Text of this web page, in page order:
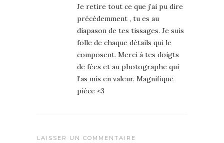
Je retire tout ce que j’ai pu dire
précédemment , tu es au
diapason de tes tissages. Je suis
folle de chaque détails qui le
composent. Merci à tes doigts
de fées et au photographe qui
l’as mis en valeur. Magnifique
pièce <3
LAISSER UN COMMENTAIRE